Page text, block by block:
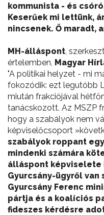
kommunista - és
Keserűek mi lettünk,
nincsenek. Ő maradt,
MH-álláspont,
értelemben, Magyar
"A politikai helyzet - mi
fokozódik: ezt legutóbb
miután frakciójával
tanácskozott. Az MSZP
hogy a szabályok nem
képviselőcsoport
szabályok roppant
mindenki számára
álláspont képviselete
Gyurcsány-ügyről van
Gyurcsány Ferenc
pártja és a koalíciós
fideszes kérdésre